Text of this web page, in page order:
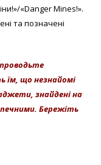
«Danger Mines!».
та позначені
їм, що незнайомі
знайдені на
Бережіть